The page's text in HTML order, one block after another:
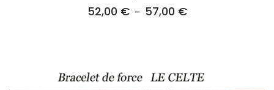
52,00 € – 57,00 €Plage
57,00 €